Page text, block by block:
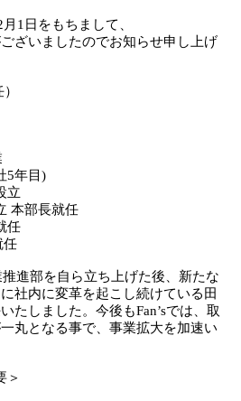
1日をもちまして、
ざいましたのでお知らせ申し上げ
5年目)
立
本部長就任
任
任
進部を自ら立ち上げた後、新たな
社内に変革を起こし続けている田
たしました。今後もFan’sでは、取
丸となる事で、事業拡大を加速い
＞